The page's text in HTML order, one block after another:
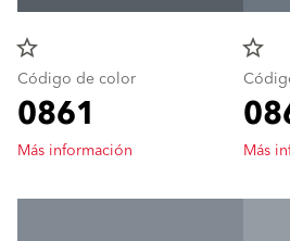
star_border
Código de color
0861
Más información
star_border
Más